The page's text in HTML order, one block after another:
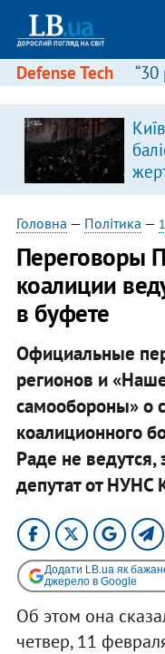
Defense Tech “30
Головна — Політика —
Переговоры
коалиции
в буфете
Официальные
регионов и
самообороны» о
коалиционного
Раде не
депутат от НУНС
Додати LB.ua як
джерело в Google
Об этом она
четвер, 11